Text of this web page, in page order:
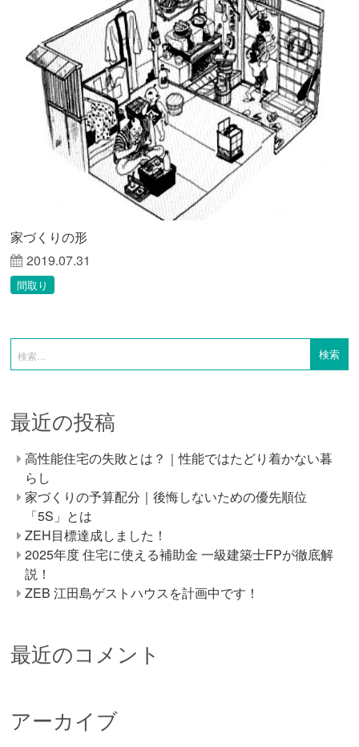
家づくりの形
2019.07.31
間取り
最近の投稿
高性能住宅の失敗とは？｜性能ではたどり着かない暮
らし
家づくりの予算配分｜後悔しないための優先順位
「5S」とは
ZEH目標達成しました！
2025年度 住宅に使える補助金 一級建築士FPが徹底解
説！
ZEB 江田島ゲストハウスを計画中です！
最近のコメント
アーカイブ